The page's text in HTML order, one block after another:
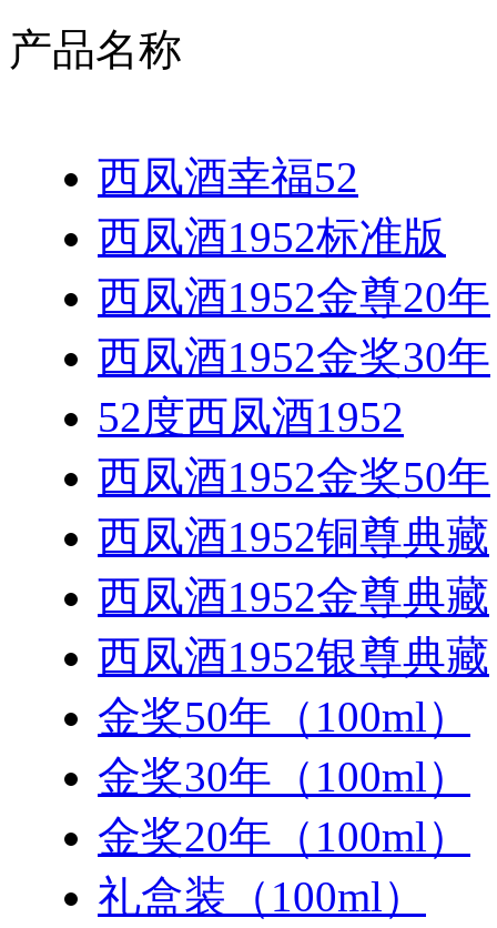
产品名称
西凤酒幸福52
西凤酒1952标准版
西凤酒1952金尊20年
西凤酒1952金奖30年
52度西凤酒1952
西凤酒1952金奖50年
西凤酒1952铜尊典藏
西凤酒1952金尊典藏
西凤酒1952银尊典藏
金奖50年（100ml）
金奖30年（100ml）
金奖20年（100ml）
礼盒装（100ml）